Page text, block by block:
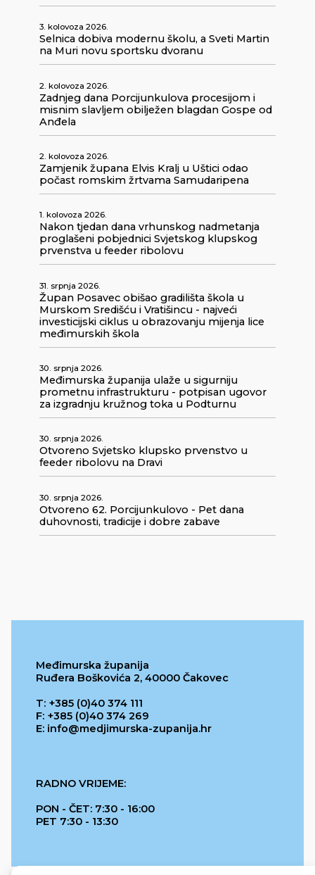
3. kolovoza 2026.
Selnica dobiva modernu školu, a Sveti Martin
na Muri novu sportsku dvoranu
2. kolovoza 2026.
Zadnjeg dana Porcijunkulova procesijom i
misnim slavljem obilježen blagdan Gospe od
Anđela
2. kolovoza 2026.
Zamjenik župana Elvis Kralj u Uštici odao
počast romskim žrtvama Samudaripena
1. kolovoza 2026.
Nakon tjedan dana vrhunskog nadmetanja
proglašeni pobjednici Svjetskog klupskog
prvenstva u feeder ribolovu
31. srpnja 2026.
Župan Posavec obišao gradilišta škola u
Murskom Središću i Vratišincu - najveći
investicijski ciklus u obrazovanju mijenja lice
međimurskih škola
30. srpnja 2026.
Međimurska županija ulaže u sigurniju
prometnu infrastrukturu - potpisan ugovor
za izgradnju kružnog toka u Podturnu
30. srpnja 2026.
Otvoreno Svjetsko klupsko prvenstvo u
feeder ribolovu na Dravi
30. srpnja 2026.
Otvoreno 62. Porcijunkulovo - Pet dana
duhovnosti, tradicije i dobre zabave
Međimurska županija
Ruđera Boškovića 2, 40000 Čakovec
T: +385 (0)40 374 111
F: +385 (0)40 374 269
E: info@medjimurska-zupanija.hr
RADNO VRIJEME:
PON - ČET: 7:30 - 16:00
PET 7:30 - 13:30